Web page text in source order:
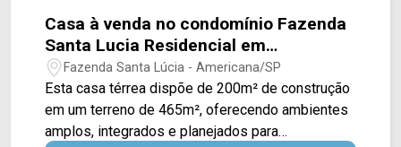
Casa à venda no condomínio Fazenda
Santa Lucia Residencial em
Americana/SP
Fazenda Santa Lúcia - Americana/SP
Esta casa térrea dispõe de 200m² de construção
em um terreno de 465m², oferecendo ambientes
amplos, integrados e planejados para